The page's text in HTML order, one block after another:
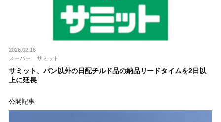
2026.02.16
スーパー
サミット
サミット、パン以外の日配チルド品の納品リードタイムを2日以
上に延長
公開記事